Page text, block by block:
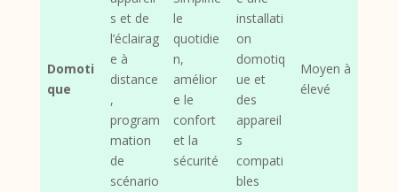
Domoti
que
s et de
l’éclairag
e à
distance
,
program
mation
de
scénario
le
quotidie
n,
amélior
e le
confort
et la
sécurité
installati
on
domotiq
ue et
des
appareil
s
compati
bles
Moyen à
élevé